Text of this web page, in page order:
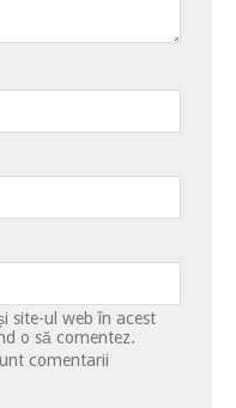
site-ul web în acest
o să comentez.
comentarii